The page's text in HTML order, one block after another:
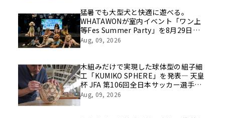
像を公開！
猛暑でも大型犬と快適に遊べる。
WHATAWONが室内イベント「ワン上
等Fes Summer Party」を8月29日開
催
Aug, 09, 2026
木組みだけで実現した球体型の組子細
工「KUMIKO SPHERE」を発表― 天皇
杯 JFA 第106回全日本サッカー選手権
大会の公式ビジュアルにも採用 ―
Aug, 09, 2026